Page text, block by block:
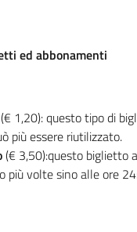
ed abbonamenti
(€ 1,20): questo tipo di
più essere riutilizzato.
(€ 3,50):questo biglietto
più volte sino alle ore